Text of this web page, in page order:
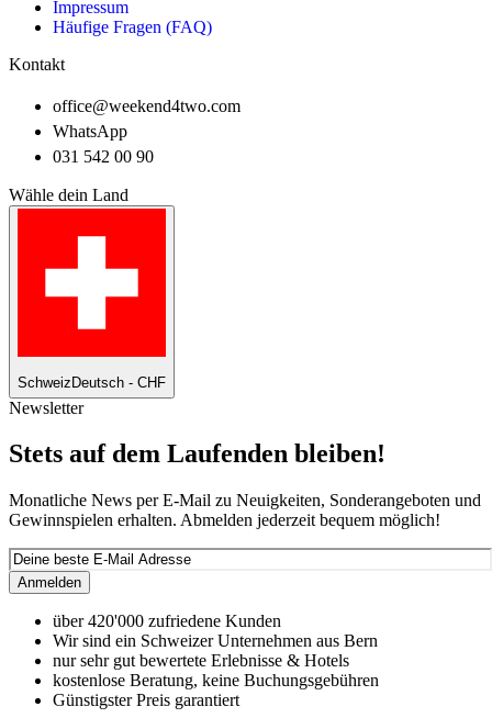
Impressum
Häufige Fragen (FAQ)
Kontakt
office@weekend4two.com
WhatsApp
031 542 00 90
Wähle dein Land
SchweizDeutsch - CHF
Newsletter
Stets auf dem Laufenden bleiben!
Monatliche News per E-Mail zu Neuigkeiten, Sonderangeboten und
Gewinnspielen erhalten. Abmelden jederzeit bequem möglich!
Anmelden
über 420'000 zufriedene Kunden
Wir sind ein Schweizer Unternehmen aus Bern
nur sehr gut bewertete Erlebnisse & Hotels
kostenlose Beratung, keine Buchungsgebühren
Günstigster Preis garantiert